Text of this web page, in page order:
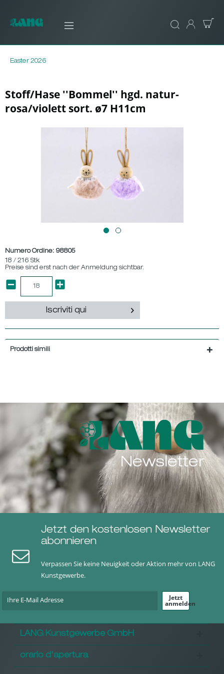
Easter 2026
Stoff/Hase ''Bommel'' hgd. natur-
rosa/violett sort. ø7 H11cm
Numero Ordine: 98805
18 / 216 Stk
Preise sind erst nach der Anmeldung sichtbar.
Iscriviti qui
Prodotti simili
Newsletter
Jetzt den kostenlosen Newsletter
abonnieren
Verpassen Sie keine Neuigkeit oder Aktion mehr von LANG
Kunstgewerbe.
Jetzt
anmelden
LANG Kunstgewerbe GmbH
orario d'apertura